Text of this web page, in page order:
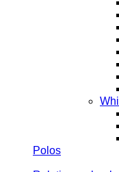
Polos